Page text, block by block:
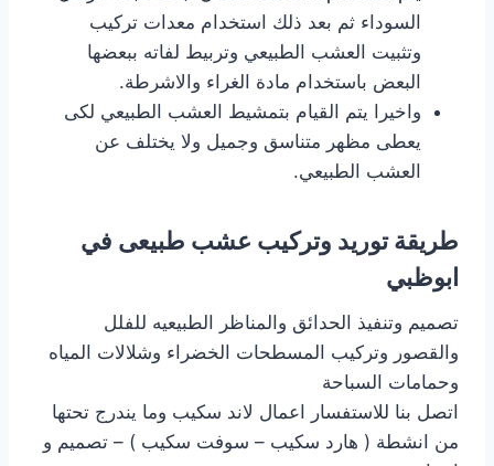
السوداء ثم بعد ذلك استخدام معدات تركيب
وتثبيت العشب الطبيعي وتربيط لفاته ببعضها
البعض باستخدام مادة الغراء والاشرطة.
واخيرا يتم القيام بتمشيط العشب الطبيعي لكى
يعطى مظهر متناسق وجميل ولا يختلف عن
العشب الطبيعي.
طريقة توريد وتركيب عشب طبيعى في
ابوظبي
تصميم وتنفيذ الحدائق والمناظر الطبيعيه للفلل
والقصور وتركيب المسطحات الخضراء وشلالات المياه
وحمامات السباحة
اتصل بنا للاستفسار اعمال لاند سكيب وما يندرج تحتها
من انشطة ( هارد سكيب – سوفت سكيب ) – تصميم و